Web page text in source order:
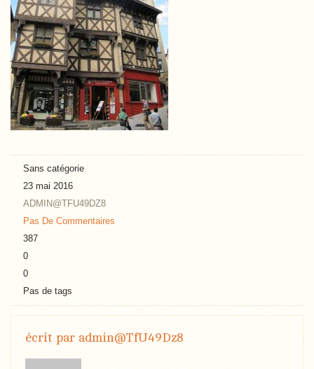
Sans catégorie
23 mai 2016
ADMIN@TFU49DZ8
Pas De Commentaires
387
0
0
Pas de tags
écrit par admin@TfU49Dz8